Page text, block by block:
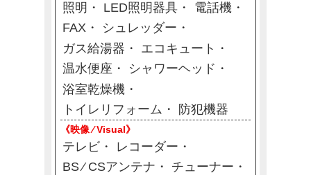
照明
LED照明器具
電話機
FAX
シュレッダー
ガス給湯器
エコキュート
温水便座
シャワーヘッド
浴室乾燥機
トイレリフォーム
防犯機器
《映像 ⁄ Visual》
テレビ
レコーダー
BS ⁄ CSアンテナ
チューナー